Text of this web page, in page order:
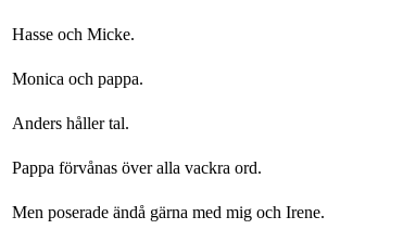
Hasse och Micke.
Monica och pappa.
Anders håller tal.
Pappa förvånas över alla vackra ord.
Men poserade ändå gärna med mig och Irene.